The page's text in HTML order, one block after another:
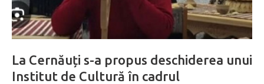
La Cernăuți s-a propus deschiderea unui
Institut de Cultură în cadrul